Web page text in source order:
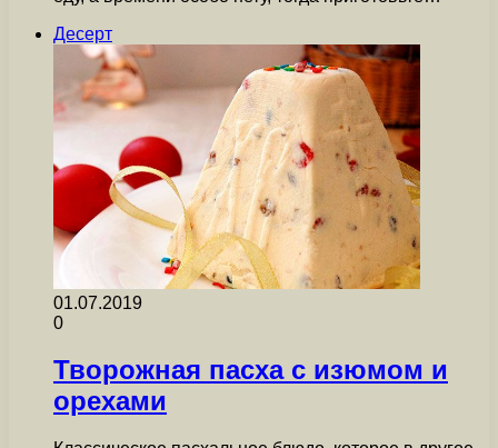
Десерт
01.07.2019
0
Творожная пасха с изюмом и
орехами